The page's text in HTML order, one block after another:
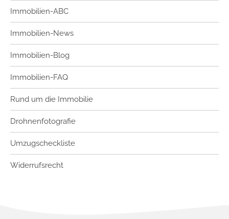
Immobilien-ABC
Immobilien-News
Immobilien-Blog
Immobilien-FAQ
Rund um die Immobilie
Drohnenfotografie
Umzugscheckliste
Widerrufsrecht